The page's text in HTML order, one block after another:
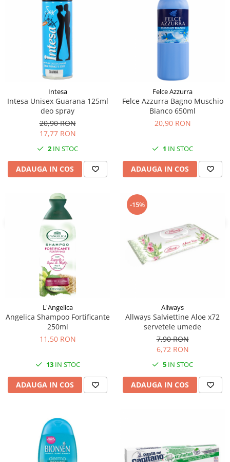
Intesa
Intesa Unisex Guarana 125ml
deo spray
20,90 RON
17,77 RON
2 IN STOC
ADAUGA IN COS
Felce Azzurra
Felce Azzurra Bagno Muschio
Bianco 650ml
20,90 RON
1 IN STOC
ADAUGA IN COS
L'Angelica
Angelica Shampoo Fortificante
250ml
11,50 RON
13IN STOC
ADAUGA IN COS
-15%
Allways
Allways Salviettine Aloe x72
servetele umede
7,90 RON
6,72 RON
5 IN STOC
ADAUGA IN COS